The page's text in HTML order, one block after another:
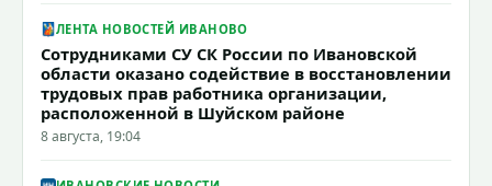
ЛЕНТА НОВОСТЕЙ ИВАНОВО
Сотрудниками СУ СК России по Ивановской
области оказано содействие в восстановлении
трудовых прав работника организации,
расположенной в Шуйском районе
8 августа, 19:04